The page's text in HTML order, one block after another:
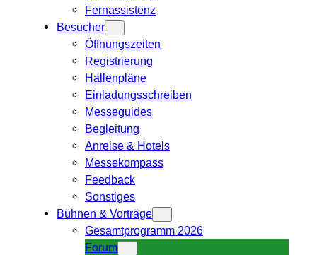
Fernassistenz
Besucher
Öffnungszeiten
Registrierung
Hallenpläne
Einladungsschreiben
Messeguides
Begleitung
Anreise & Hotels
Messekompass
Feedback
Sonstiges
Bühnen & Vorträge
Gesamtprogramm 2026
Forum